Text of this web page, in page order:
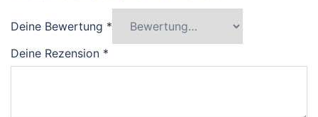
Deine Bewertung *
Deine Rezension *